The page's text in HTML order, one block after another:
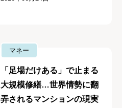
マネー
「足場だけある」で止まる
大規模修繕…世界情勢に翻
弄されるマンションの現実